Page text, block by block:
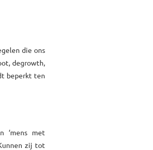
die ons
degrowth,
beperkt ten
‘mens met
zij tot